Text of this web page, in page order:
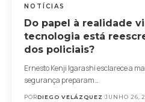
NOTÍCIAS
Do papel à realidade
tecnologia está
dos policiais?
Ernesto Kenji Igarashi esclarece a
segurança preparam…
PORDIEGO VELÁZQUEZ JUNHO 26,